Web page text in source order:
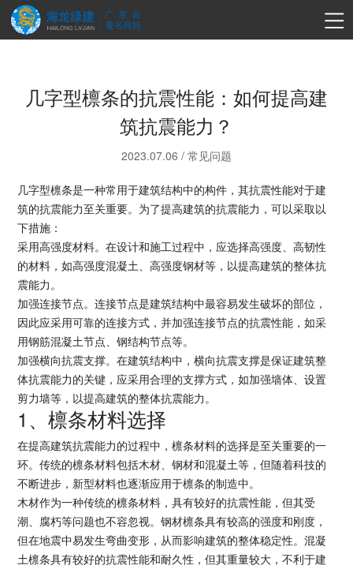
几字型檩条的抗震性能：如何提高建
筑抗震能力？
2023.07.06 / 常见问题
几字型檩条是一种常用于建筑结构中的构件，其抗震性能对于建
筑的抗震能力至关重要。为了提高建筑的抗震能力，可以采取以
下措施：
采用高强度材料。在设计和施工过程中，应选择高强度、高韧性
的材料，如高强度混凝土、高强度钢材等，以提高建筑的整体抗
震能力。
加强连接节点。连接节点是建筑结构中最容易发生破坏的部位，
因此应采用可靠的连接方式，并加强连接节点的抗震性能，如采
用钢筋混凝土节点、钢结构节点等。
加强横向抗震支撑。在建筑结构中，横向抗震支撑是保证建筑整
体抗震能力的关键，应采用合理的支撑方式，如加强墙体、设置
剪力墙等，以提高建筑的整体抗震能力。
1、檩条材料选择
在提高建筑抗震能力的过程中，檩条材料的选择是至关重要的一
环。传统的檩条材料包括木材、钢材和混凝土等，但随着科技的
不断进步，新型材料也逐渐应用于檩条的制造中。
木材作为一种传统的檩条材料，具有较好的抗震性能，但其受
潮、腐朽等问题也不容忽视。钢材檩条具有较高的强度和刚度，
但在地震中易发生弯曲变形，从而影响建筑的整体稳定性。混凝
土檩条具有较好的抗震性能和耐久性，但其重量较大，不利于建